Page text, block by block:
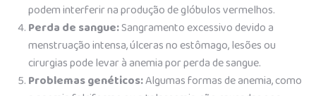
podem interferir na produção de glóbulos vermelhos.
Perda de sangue:Sangramento excessivo devido a
menstruação intensa, úlceras no estômago, lesões ou
cirurgias pode levar à anemia por perda de sangue.
Problemas genéticos:Algumas formas de anemia, como